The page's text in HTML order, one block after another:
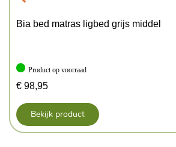
Bia bed matras ligbed grijs middel
Product op voorraad
€ 98,95
Bekijk product